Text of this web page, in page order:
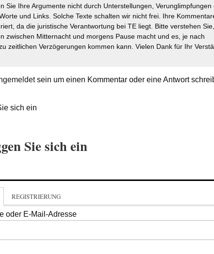
Sie Ihre Argumente nicht durch Unterstellungen, Verunglimpfungen
und Links. Solche Texte schalten wir nicht frei. Ihre
da die juristische Verantwortung bei TE liegt. Bitte verstehen
zwischen Mitternacht und morgens Pause macht und es, je nach
zeitlichen Verzögerungen kommen kann. Vielen Dank für Ihr
sein um einen Kommentar oder eine Antwort
sich ein
Sie sich ein
REGISTRIERUNG
oder E-Mail-Adresse